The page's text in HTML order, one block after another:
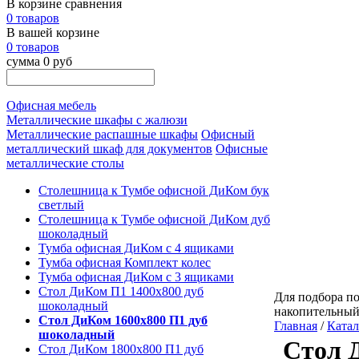
В корзине сравнения
0 товаров
В вашей корзине
0 товаров
сумма 0 руб
Офисная мебель
Металлические шкафы с жалюзи
Металлические распашные шкафы Офисный
металлический шкаф для документов Офисные
металлические столы
Столешница к Тумбе офисной ДиКом бук
светлый
Столешница к Тумбе офисной ДиКом дуб
шоколадный
Тумба офисная ДиКом с 4 ящиками
Тумба офисная Комплект колес
Тумба офисная ДиКом с 3 ящиками
Стол ДиКом П1 1400х800 дуб
шоколадный
Стол ДиКом 1600х800 П1 дуб
шоколадный
Стол ДиКом 1800х800 П1 дуб
Для подбора
Главная /
Стол